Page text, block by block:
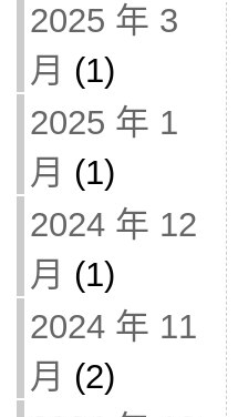
2025 年 3
月 (1)
2025 年 1
月 (1)
2024 年 12
月 (1)
2024 年 11
月 (2)